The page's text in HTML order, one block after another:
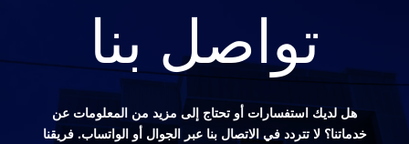
تواصل بنا
هل لديك استفسارات أو تحتاج إلى مزيد من المعلومات عن
خدماتنا؟ لا تتردد في الاتصال بنا عبر الجوال أو الواتساب. فريقنا